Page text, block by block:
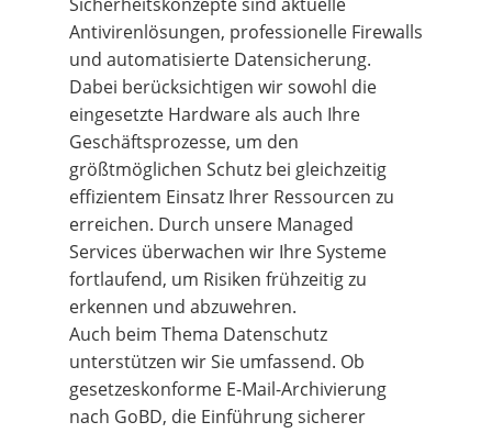
Antivirenlösungen, professionelle Firewalls
und automatisierte Datensicherung.
Dabei berücksichtigen wir sowohl die
eingesetzte Hardware als auch Ihre
Geschäftsprozesse, um den
größtmöglichen Schutz bei gleichzeitig
effizientem Einsatz Ihrer Ressourcen zu
erreichen. Durch unsere Managed
Services überwachen wir Ihre Systeme
fortlaufend, um Risiken frühzeitig zu
erkennen und abzuwehren.
Auch beim Thema Datenschutz
unterstützen wir Sie umfassend. Ob
gesetzeskonforme E-Mail-Archivierung
nach GoBD, die Einführung sicherer